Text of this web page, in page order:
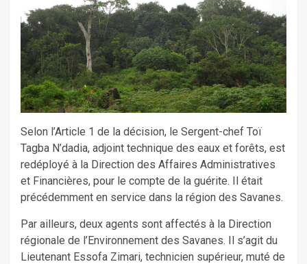
Selon l’Article 1 de la décision, le Sergent-chef Toï
Tagba N’dadia, adjoint technique des eaux et forêts, est
redéployé à la Direction des Affaires Administratives
et Financières, pour le compte de la guérite. Il était
précédemment en service dans la région des Savanes.
Par ailleurs, deux agents sont affectés à la Direction
régionale de l’Environnement des Savanes. Il s’agit du
Lieutenant Essofa Zimari, technicien supérieur, muté de